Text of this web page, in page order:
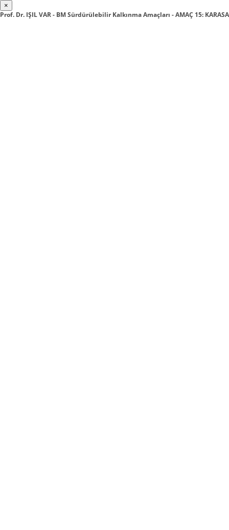
×
Prof. Dr. IŞIL VAR - BM Sürdürülebilir Kalkınma Amaçları - AMAÇ 15: